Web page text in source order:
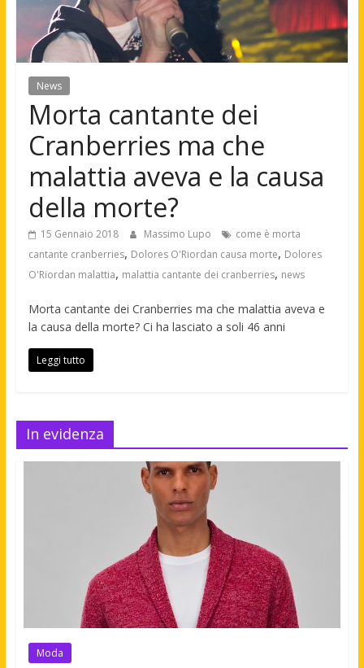
News
Morta cantante dei
Cranberries ma che
malattia aveva e la causa
della morte?
15 Gennaio 2018 Massimo Lupo
come è morta
cantante cranberries, Dolores O'Riordan causa morte, Dolores
O'Riordan malattia, malattia cantante dei cranberries, news
Morta cantante dei Cranberries ma che malattia aveva e
la causa della morte? Ci ha lasciato a soli 46 anni
Leggi tutto
In evidenza
Moda